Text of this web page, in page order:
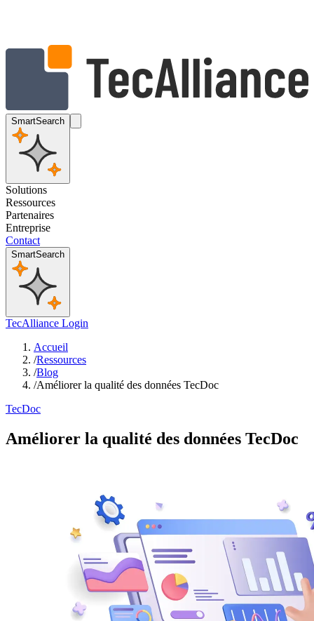
SmartSearch
Solutions
Ressources
Partenaires
Entreprise
Contact
SmartSearch
TecAlliance Login
Accueil
/Ressources
/Blog
/Améliorer la qualité des données TecDoc
TecDoc
Améliorer la qualité des données TecDoc